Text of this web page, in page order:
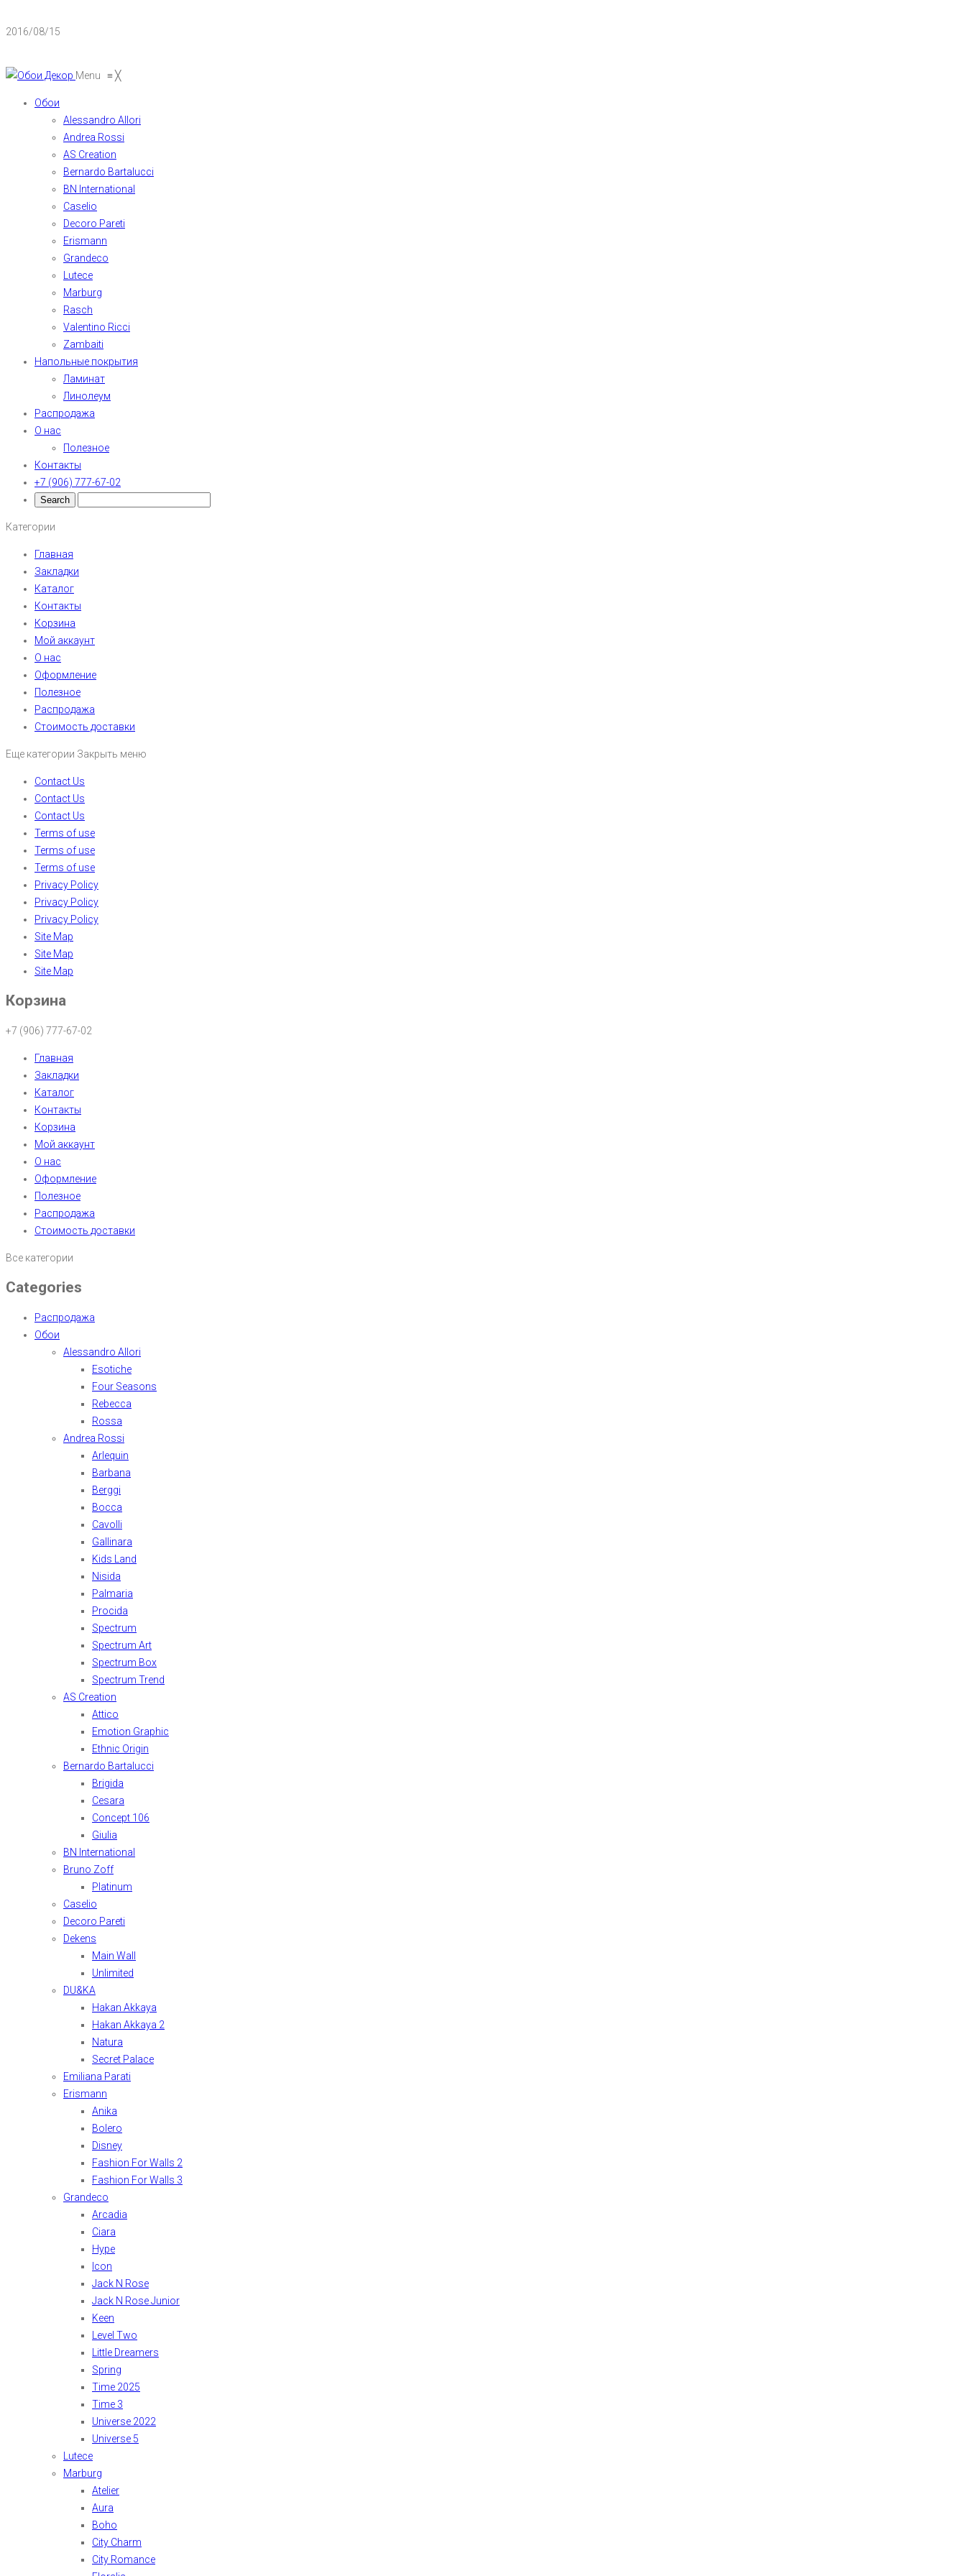
2016/08/15
Menu ≡╳
Обои
Alessandro Allori
Andrea Rossi
AS Creation
Bernardo Bartalucci
BN International
Caselio
Decoro Pareti
Erismann
Grandeco
Lutece
Marburg
Rasch
Valentino Ricci
Zambaiti
Напольные покрытия
Ламинат
Линолеум
Распродажа
О нас
Полезное
Контакты
+7 (906) 777-67-02
Категории
Главная
Закладки
Каталог
Контакты
Корзина
Мой аккаунт
О нас
Оформление
Полезное
Распродажа
Стоимость доставки
Еще категории Закрыть меню
Contact Us
Contact Us
Contact Us
Terms of use
Terms of use
Terms of use
Privacy Policy
Privacy Policy
Privacy Policy
Site Map
Site Map
Site Map
Корзина
+7 (906) 777-67-02
Главная
Закладки
Каталог
Контакты
Корзина
Мой аккаунт
О нас
Оформление
Полезное
Распродажа
Стоимость доставки
Все категории
Categories
Распродажа
Обои
Alessandro Allori
Esotiche
Four Seasons
Rebecca
Rossa
Andrea Rossi
Arlequin
Barbana
Berggi
Bocca
Cavolli
Gallinara
Kids Land
Nisida
Palmaria
Procida
Spectrum
Spectrum Art
Spectrum Box
Spectrum Trend
AS Creation
Attico
Emotion Graphic
Ethnic Origin
Bernardo Bartalucci
Brigida
Cesara
Concept 106
Giulia
BN International
Bruno Zoff
Platinum
Caselio
Decoro Pareti
Dekens
Main Wall
Unlimited
DU&KA
Hakan Akkaya
Hakan Akkaya 2
Natura
Secret Palace
Emiliana Parati
Erismann
Anika
Bolero
Disney
Fashion For Walls 2
Fashion For Walls 3
Grandeco
Arcadia
Ciara
Hype
Icon
Jack N Rose
Jack N Rose Junior
Keen
Level Two
Little Dreamers
Spring
Time 2025
Time 3
Universe 2022
Universe 5
Lutece
Marburg
Atelier
Aura
Boho
City Charm
City Romance